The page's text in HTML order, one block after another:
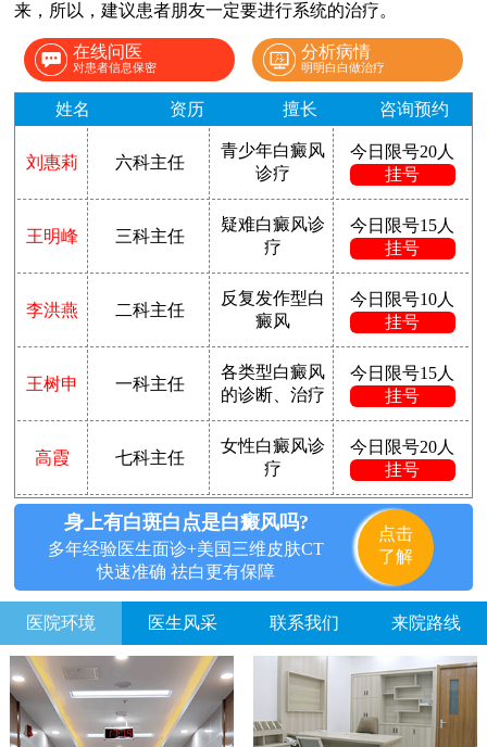
来，所以，建议患者朋友一定要进行系统的治疗。
在线问医
对患者信息保密
分析病情
明明白白做治疗
姓名 资历 擅长 咨询预约
刘惠莉 六科主任
青少年白癜风
诊疗
今日限号20人
挂号
王明峰 三科主任
疑难白癜风诊
疗
今日限号15人
挂号
李洪燕 二科主任
反复发作型白
癜风
今日限号10人
挂号
王树申 一科主任
各类型白癜风
的诊断、治疗
今日限号15人
挂号
高霞 七科主任
女性白癜风诊
疗
今日限号20人
挂号
身上有白斑白点是白癜风吗?
多年经验医生面诊+美国三维皮肤CT
快速准确 祛白更有保障
点击
了解
医院环境 医生风采 联系我们 来院路线